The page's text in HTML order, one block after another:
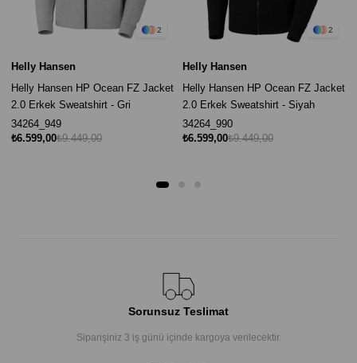
2
Helly Hansen
Helly Hansen HP Ocean FZ Jacket
2.0 Erkek Sweatshirt - Gri
34264_949
₺6.599,00₺9.449,00
2
Helly Hansen
Helly Hansen HP Ocean FZ Jacket
2.0 Erkek Sweatshirt - Siyah
34264_990
₺6.599,00₺9.449,00
Sorunsuz Teslimat
Siparişiniz 3 iş günü içinde kargoya verilecektir.